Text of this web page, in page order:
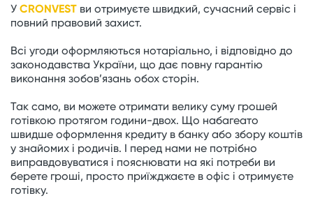
У CRONVEST ви отримуєте швидкий, сучасний сервіс і
повний правовий захист.
Всі угоди оформляються нотаріально, і відповідно до
законодавства України, що дає повну гарантію
виконання зобов’язань обох сторін.
Так само, ви можете отримати велику суму грошей
готівкою протягом години-двох. Що набагеато
швидше оформлення кредиту в банку або збору коштів
у знайомих і родичів. І перед нами не потрібно
виправдовуватися і пояснювати на які потреби ви
берете гроші, просто приїжджаєте в офіс і отримуєте
готівку.